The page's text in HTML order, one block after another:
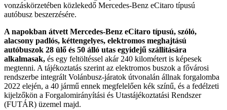
vonzáskörzetében közlekedő Mercedes-Benz eCitaro típusú
autóbusz beszerzésére.
A napokban átvett Mercedes-Benz eCitaro típusú, szóló,
alacsony padlós, kéttengelyes, elektromos meghajtású
autóbuszok 28 ülő és 50 álló utas egyidejű szállítására
alkalmasak, és egy feltöltéssel akár 240 kilométert is képesek
megtenni. A tájékoztatás szerint az elektromos buszok a fővárosi
rendszerbe integrált Volánbusz-járatok útvonalán állnak forgalomba
2022 elején, a 40 jármű ennek megfelelően kék színű, és a fedélzeti
kijelzőkön a Forgalomirányítási és Utastájékoztatási Rendszer
(FUTÁR) üzemel majd.